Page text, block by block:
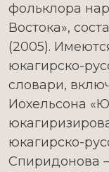
фольклора
Востока»,
(2005).
юкагирско-
словари,
Иохельсона
юкагирско-
Спиридонова